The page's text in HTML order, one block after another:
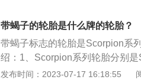
错。它采用了最优的节距序列和
驾乘的舒适性；2、Scorpion-
是一款绿色环保型SUV轮胎。它
面，使磨损更为均匀。胎面紧密
开积水，提高了横向稳定性和牵
带蝎子的轮胎是什么牌的轮胎？
带蝎子标志的轮胎是Scorpion系
绍：1、Scorpion系列轮胎分别
种花纹，两种轮胎的设计不同，
发布时间：2023-07-17 16:18:55